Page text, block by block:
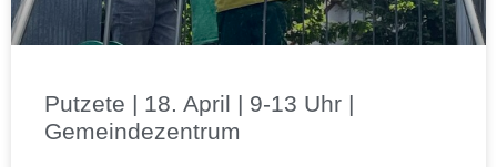
Putzete | 18. April | 9-13 Uhr |
Gemeindezentrum